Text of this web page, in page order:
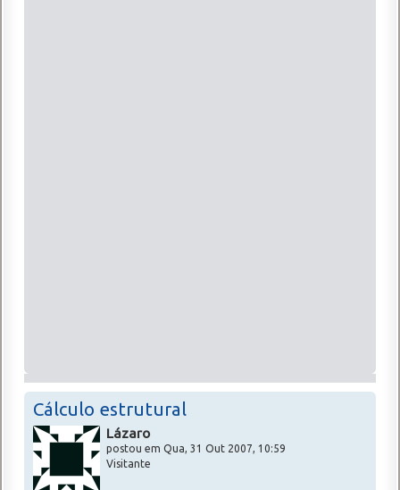
Cálculo estrutural
Lázaro
postou em Qua, 31 Out 2007, 10:59
Visitante